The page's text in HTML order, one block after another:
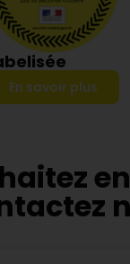
En savoir plus